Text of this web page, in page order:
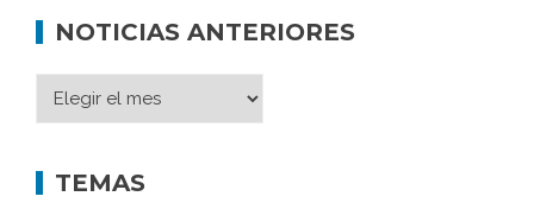
NOTICIAS ANTERIORES
TEMAS